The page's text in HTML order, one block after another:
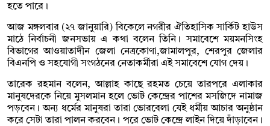
হতে পারে।
আজ মঙ্গলবার (২৭ জানুয়ারি) বিকেলে নগরীর ঐতিহাসিক সার্কিট হাউস
মাঠে নির্বাচনী জনসভায় এ কথা বলেন তিনি। সমাবেশে ময়মনসিংহ
বিভাগের আওয়াতাদীন জেলা নেত্রকোণা,জামালপুর, শেরপুর জেলার
বিএনপি ও সহযোগী সংগঠনের নেতাকর্মীরা এই সমাবেশে যোগ দেয়।
তারেক রহমান বলেন, আল্লাহ কাছে রহমত চেয়ে তারপরে এলাকার
মানুষদেরকে নিয়ে মুসলমান হলে ভোট কেন্দ্রের পাশের মসজিদে নামাজ
পড়বেন। অন্য ধর্মের মানুষরা তারা ভোরবেলা যেই ধর্মীয় আচার অনুষ্ঠান
করে সেটা তারা পালন করবেন। পরে ভোট কেন্দ্রে লাইন দিয়ে দাঁড়াবেন।